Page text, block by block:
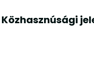
Közhasznúsági